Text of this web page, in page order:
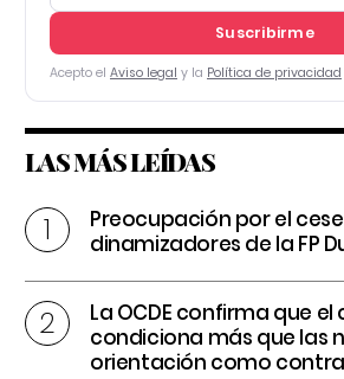
Suscribirme
Acepto el Aviso legal y la Política de privacidad
LAS MÁS LEÍDAS
Preocupación por el
dinamizadores de la FP
La OCDE confirma que
condiciona más que las
orientación como